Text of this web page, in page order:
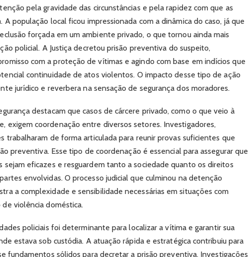
pela gravidade das circunstâncias e pela rapidez com que as
A população local ficou impressionada com a dinâmica do caso, já que
forçada em um ambiente privado, o que tornou ainda mais
policial. A Justiça decretou prisão preventiva do suspeito,
com a proteção de vítimas e agindo com base em indícios que
continuidade de atos violentos. O impacto desse tipo de ação
jurídico e reverbera na sensação de segurança dos moradores.
destacam que casos de cárcere privado, como o que veio à
exigem coordenação entre diversos setores. Investigadores,
trabalharam de forma articulada para reunir provas suficientes que
preventiva. Esse tipo de coordenação é essencial para assegurar que
sejam eficazes e resguardem tanto a sociedade quanto os direitos
envolvidas. O processo judicial que culminou na detenção
a complexidade e sensibilidade necessárias em situações com
violência doméstica.
policiais foi determinante para localizar a vítima e garantir sua
estava sob custódia. A atuação rápida e estratégica contribuiu para
fundamentos sólidos para decretar a prisão preventiva. Investigações